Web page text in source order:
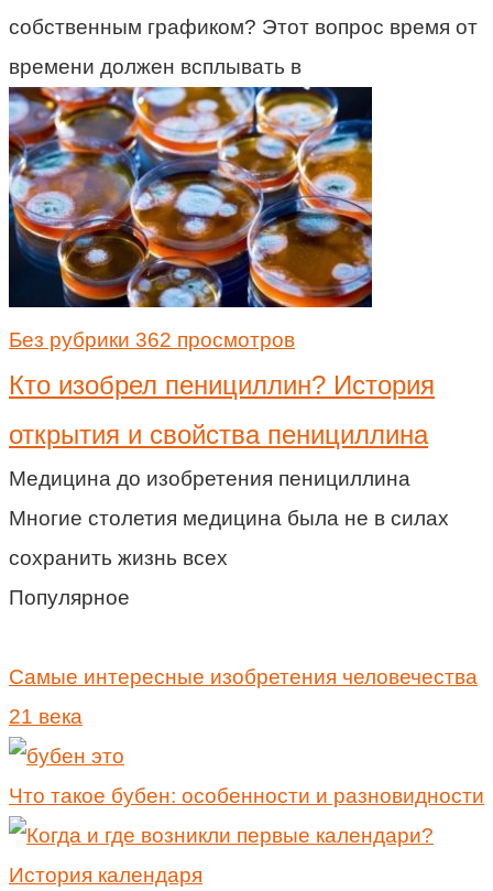
собственным графиком? Этот вопрос время от
времени должен всплывать в
Без рубрики 362 просмотров
Кто изобрел пенициллин? История
открытия и свойства пенициллина
Медицина до изобретения пенициллина
Многие столетия медицина была не в силах
сохранить жизнь всех
Популярное
Самые интересные изобретения человечества
21 века
Что такое бубен: особенности и разновидности